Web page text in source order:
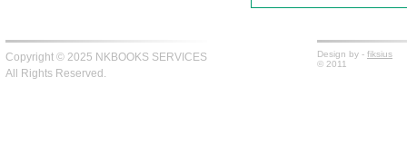
Copyright © 2025 NKBOOKS SERVICES
All Rights Reserved.
Design by - fiksius
© 2011